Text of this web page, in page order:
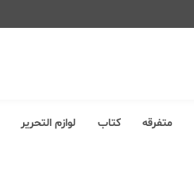
متفرقه کتاب لوازم التحریر